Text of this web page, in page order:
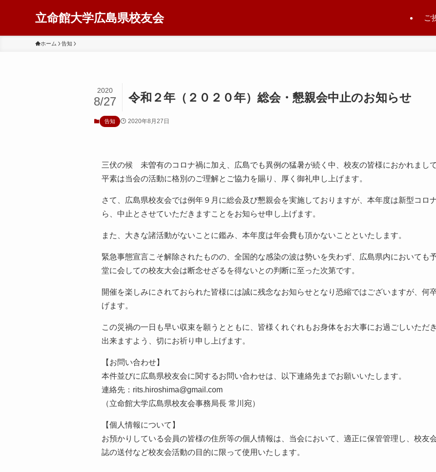
立命館大学広島県校友会 ご
ホーム 告知
令和２年（２０２０年）総会・懇親会中止のお知らせ
2020
8/27
告知 2020年8月27日
三伏の候 未曽有のコロナ禍に加え、広島でも異例の猛暑が続く中、校友の皆様におかれまし
平素は当会の活動に格別のご理解とご協力を賜り、厚く御礼申し上げます。
さて、広島県校友会では例年９月に総会及び懇親会を実施しておりますが、本年度は新型コロ
ら、中止とさせていただきますことをお知らせ申し上げます。
また、大きな諸活動がないことに鑑み、本年度は年会費も頂かないことといたします。
緊急事態宣言こそ解除されたものの、全国的な感染の波は勢いを失わず、広島県内においても
堂に会しての校友大会は断念せざるを得ないとの判断に至った次第です。
開催を楽しみにされておられた皆様には誠に残念なお知らせとなり恐縮ではございますが、何
げます。
この災禍の一日も早い収束を願うとともに、皆様くれぐれもお身体をお大事にお過ごしいただ
出来ますよう、切にお祈り申し上げます。
【お問い合わせ】
本件並びに広島県校友会に関するお問い合わせは、以下連絡先までお願いいたします。
連絡先：rits.hiroshima@gmail.com
（立命館大学広島県校友会事務局長 常川宛）
【個人情報について】
お預かりしている会員の皆様の住所等の個人情報は、当会において、適正に保管管理し、校友
誌の送付など校友会活動の目的に限って使用いたします。